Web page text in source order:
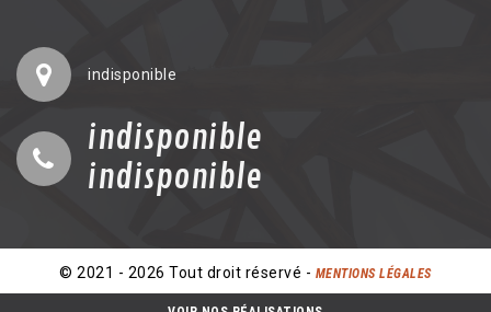
indisponible
indisponible
indisponible
© 2021 - 2026 Tout droit réservé - MENTIONS LÉGALES